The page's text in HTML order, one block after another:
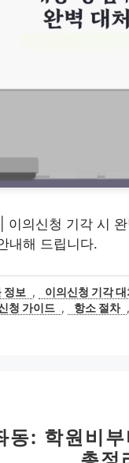
이의신청 기각 시
내해 드립니다.
정보 , 이의신청 기각 대
청 가이드 , 항소 절차 ,
동: 학원비